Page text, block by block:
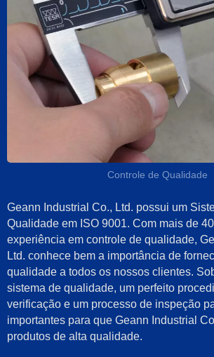
Controle de Qualidade
Geann Industrial Co., Ltd. possui um
Qualidade em ISO 9001. Com mais de
experiência em controle de qualidade,
Ltd. conhece bem a importância de
qualidade a todos os nossos clientes.
sistema de qualidade, um perfeito
verificação e um processo de inspeção
importantes para que Geann Industrial
produtos de alta qualidade.